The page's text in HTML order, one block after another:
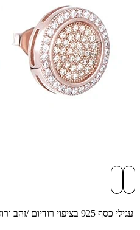
עגילי כסף 925 בציפוי רודיום /זהב ורוד כתר בשיבוץ אבני זרקוניה לבנות